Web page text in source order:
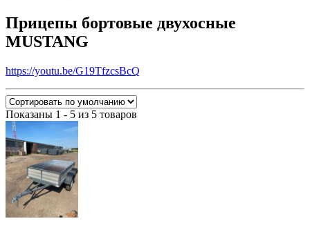
Прицепы бортовые двухосные
MUSTANG
https://youtu.be/G19TfzcsBcQ
Показаны 1 - 5 из 5 товаров